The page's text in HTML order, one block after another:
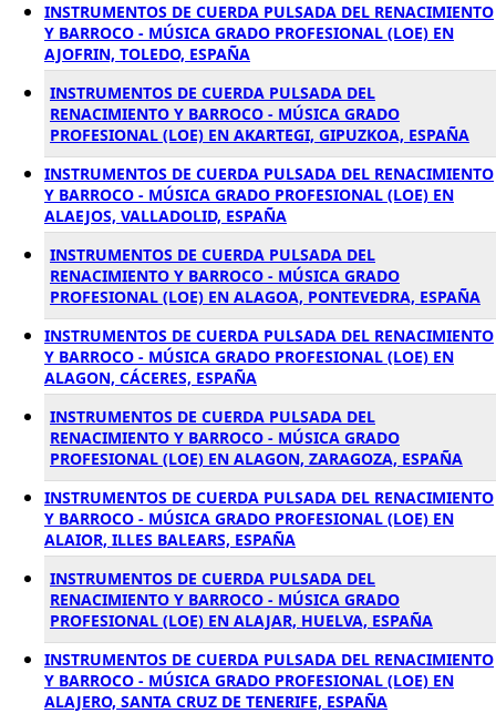
INSTRUMENTOS DE CUERDA PULSADA DEL RENACIMIENTO
Y BARROCO - MÚSICA GRADO PROFESIONAL (LOE) EN
AJOFRIN, TOLEDO, ESPAÑA
INSTRUMENTOS DE CUERDA PULSADA DEL
RENACIMIENTO Y BARROCO - MÚSICA GRADO
PROFESIONAL (LOE) EN AKARTEGI, GIPUZKOA, ESPAÑA
INSTRUMENTOS DE CUERDA PULSADA DEL RENACIMIENTO
Y BARROCO - MÚSICA GRADO PROFESIONAL (LOE) EN
ALAEJOS, VALLADOLID, ESPAÑA
INSTRUMENTOS DE CUERDA PULSADA DEL
RENACIMIENTO Y BARROCO - MÚSICA GRADO
PROFESIONAL (LOE) EN ALAGOA, PONTEVEDRA, ESPAÑA
INSTRUMENTOS DE CUERDA PULSADA DEL RENACIMIENTO
Y BARROCO - MÚSICA GRADO PROFESIONAL (LOE) EN
ALAGON, CÁCERES, ESPAÑA
INSTRUMENTOS DE CUERDA PULSADA DEL
RENACIMIENTO Y BARROCO - MÚSICA GRADO
PROFESIONAL (LOE) EN ALAGON, ZARAGOZA, ESPAÑA
INSTRUMENTOS DE CUERDA PULSADA DEL RENACIMIENTO
Y BARROCO - MÚSICA GRADO PROFESIONAL (LOE) EN
ALAIOR, ILLES BALEARS, ESPAÑA
INSTRUMENTOS DE CUERDA PULSADA DEL
RENACIMIENTO Y BARROCO - MÚSICA GRADO
PROFESIONAL (LOE) EN ALAJAR, HUELVA, ESPAÑA
INSTRUMENTOS DE CUERDA PULSADA DEL RENACIMIENTO
Y BARROCO - MÚSICA GRADO PROFESIONAL (LOE) EN
ALAJERO, SANTA CRUZ DE TENERIFE, ESPAÑA